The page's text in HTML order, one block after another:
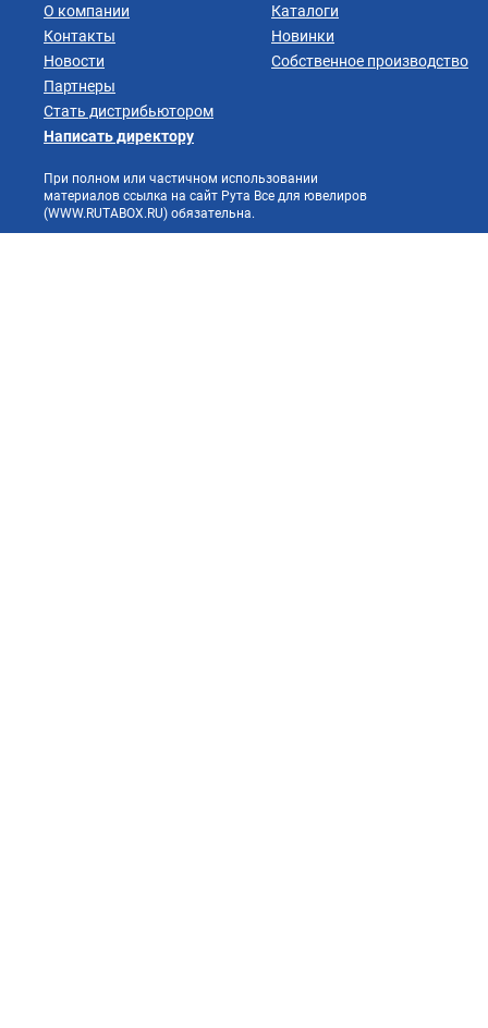
О компании
Контакты
Новости
Партнеры
Стать дистрибьютором
Каталоги
Новинки
Собственное производство
Написать директору
При полном или частичном использовании
материалов ссылка на сайт Рута Все для ювелиров
(WWW.RUTABOX.RU) обязательна.